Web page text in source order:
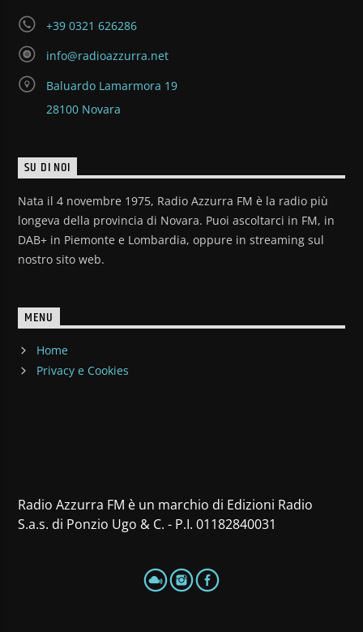
+39 0321 626286
info@radioazzurra.net
Baluardo Lamarmora 19
28100 Novara
SU DI NOI
Nata il 4 novembre 1975, Radio Azzurra FM è la radio più
longeva della provincia di Novara. Puoi ascoltarci in FM, in
DAB+ in Piemonte e Lombardia, oppure in streaming sul
nostro sito web.
MENU
Home
Privacy e Cookies
Radio Azzurra FM è un marchio di Edizioni Radio
S.a.s. di Ponzio Ugo & C. - P.I. 01182840031